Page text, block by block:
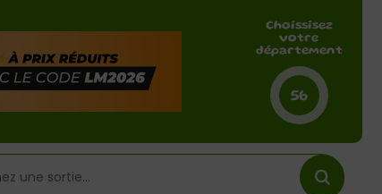
Choissisez
votre
département
56